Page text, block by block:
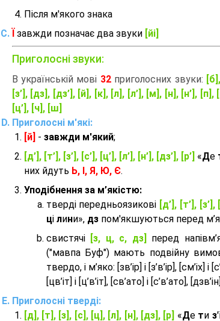
Після м'якого знака
завжди позначає два звуки [йі]
Приголосні звуки:
В українській мові 32приголосних звуки:
[з’], [дз], [дз’], [й], [к], [л], [л’], [м], [н], [н’],
[ц’], [ч], [ш]
Приголосні м'які:
[й] - завжди м'який;
[д’], [т’], [з’], [с’], [ц’], [л’], [н’], [дз’], [р’] «Де
них йдуть Ь, І, Я, Ю, Є.
Уподібнення за м’якістю:
тверді передньоязикові [д’], [т’], [з’],
ці лини», дзпом'якшуються перед
cвистячі
[з, ц, с, дз] перед
("мавпа Буф") мають подвійну
твердо, і м’яко: [зв’ір] і [з’в’ір], [см’іх] і
[цв’іт] і [ц’в’іт], [св’ато] і [с’в’ато],
Приголосні тверді:
[д], [т], [з], [с], [ц], [л], [н], [дз], [р] «Де ти з